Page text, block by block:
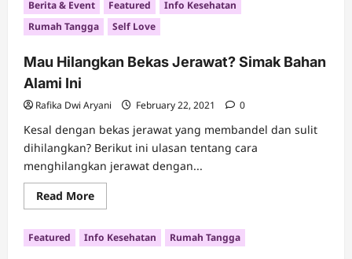
Senam
Kegel
untuk
Kesehatan
Pria
dan
Berita & Event Featured
Info Kesehatan
Rumah Tangga
Self Love
Mau Hilangkan Bekas Jerawat? Simak Bahan
Alami Ini
Rafika Dwi Aryani February 22, 2021 0
Kesal dengan bekas jerawat yang membandel dan sulit
dihilangkan? Berikut ini ulasan tentang cara
menghilangkan jerawat dengan...
Read MoreRead
more
Mau
Hilangkan
Bekas
Featured Info Kesehatan Rumah Tangga